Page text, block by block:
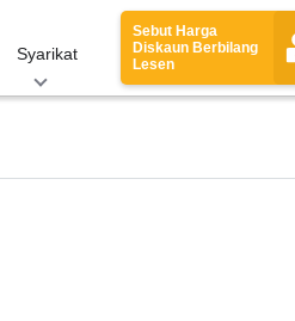
Syarikat
Sebut Harga
Diskaun Berbilang
Lesen